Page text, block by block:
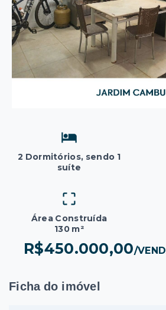
2 Dormitórios, sendo 1
suíte
Área Construída
130 m²
R$450.000,00/
Ficha do imóvel